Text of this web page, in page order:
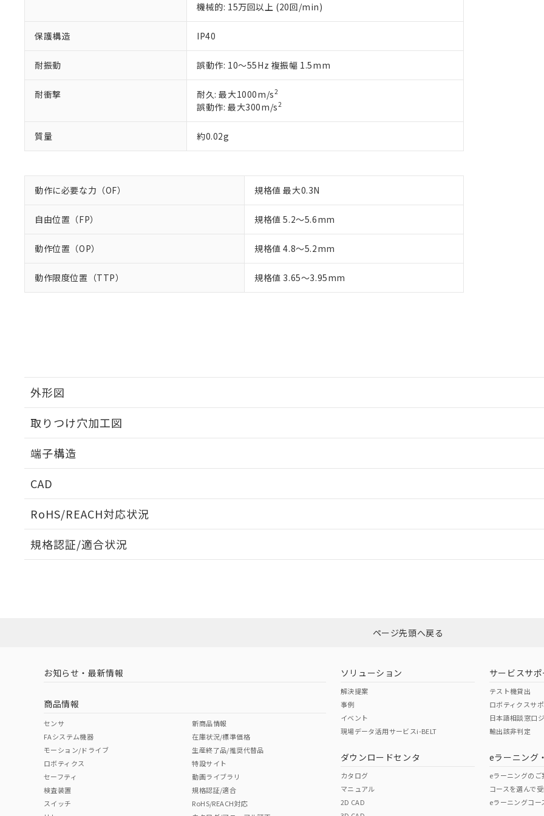
機械的: 15万回以上 (20回/min)
保護構造 IP40
耐振動 誤動作: 10～55Hz 複振幅 1.5mm
耐衝撃 耐久: 最大1000m/s2
誤動作: 最大300m/s2
質量 約0.02g
動作に必要な力（OF） 規格値 最大0.3N
自由位置（FP） 規格値 5.2～5.6mm
動作位置（OP） 規格値 4.8～5.2mm
動作限度位置（TTP） 規格値 3.65～3.95mm
外形図
取りつけ穴加工図
端子構造
CAD
RoHS/REACH対応状況
EU RoHS 注意事項・凡例
ダウンロードはこちら
中国 RoHS 注意事項・凡例
中国 RoHS表
Pb Hg Cr(VI)
規格認証/適合状況
す。
マイパーツ機能（部品リスト作成サービス）をご利用いただくには、I-Webメンバ
お客様が当ウェブサイト上で当社にご登録された部品リストについて、当社および
が、当社の製品・サービスに関するお客様との取引・商談に必要な範囲で利用する
※当社の共同利用者とは、
いる法人を指します。
※3 非含有証明書ダウンロード
下記の非含有証明書をダウンロードすることができます。
EU RoHS指令（10物質）の非含有証明書
51物質の非含有証明書（当社基準）
また、RoHS指令のフタル酸エステル類４物質の対応では、対応完了までの期間は出
混在することから備考欄に対応日を記載しておりました。
り割愛しております。
「ｅ」：有害物質（10物質）のすべてが基準値以下であることを示します。
味します。
「－」：未確認です。当社販売部門へお問い合わせください。
合意する
－
在庫なし(最新の在庫状況については、お客様のお取引先、またはお客様担当
白
ページ先頭へ戻る
お知らせ・最新情報
商品情報
センサ
FAシステム機器
モーション/ドライブ
ロボティクス
セーフティ
検査装置
スイッチ
新商品情報
在庫状況/標準価格
生産終了品/推奨代替品
特設サイト
動画ライブラリ
規格認証/適合
RoHS/REACH対応
ソリューション
解決提案
事例
イベント
現場データ活用サービスi-BELT
ダウンロードセンタ
カタログ
マニュアル
2D CAD
サービスサポ
テスト機貸出
ロボティクスサ
日本語相談窓口
輸出該非判定
eラーニング
eラーニングのご
コースを選んで
eラーニングコー